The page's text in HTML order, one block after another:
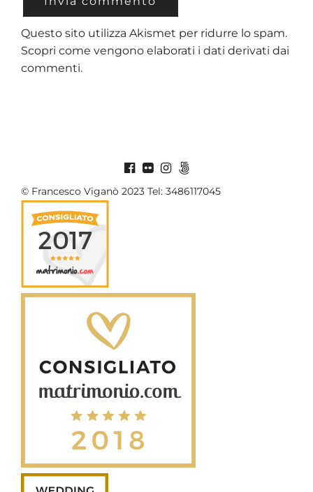
Questo sito utilizza Akismet per ridurre lo spam.
Scopri come vengono elaborati i dati derivati dai
commenti.
© Francesco Viganò 2023 Tel: 3486117045